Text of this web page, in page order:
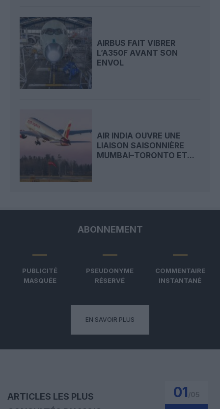
AIRBUS FAIT VIBRER
L’A350F AVANT SON
ENVOL
AIR INDIA OUVRE UNE
LIAISON SAISONNIÈRE
MUMBAI–TORONTO ET...
ABONNEMENT
PUBLICITÉ
MASQUÉE
PSEUDONYME
RÉSERVÉ
COMMENTAIRE
INSTANTANÉ
EN SAVOIR PLUS
ARTICLES LES PLUS
01